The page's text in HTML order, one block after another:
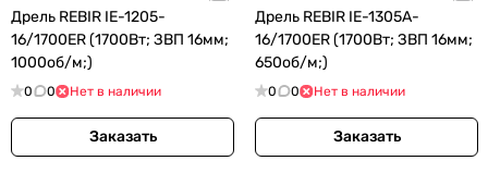
Дрель REBIR IE-1205-
16/1700ER (1700Вт; ЗВП 16мм;
1000об/м;)
0 0 Нет в наличии
Заказать
Дрель REBIR IE-1305A-
16/1700ER (1700Вт; ЗВП 16мм;
650об/м;)
0 0 Нет в наличии
Заказать